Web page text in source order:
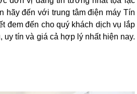
hãy đến với trung tâm điện máy Tín
đem đến cho quý khách dịch vụ lắp
uy tín và giá cả hợp lý nhất hiện nay.